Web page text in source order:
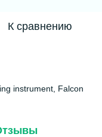
К сравнению
instrument, Falcon